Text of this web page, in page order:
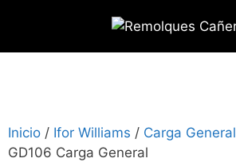
Inicio / Ifor Williams / Carga General
GD106 Carga General